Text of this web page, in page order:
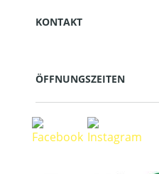
KONTAKT
ÖFFNUNGSZEITEN